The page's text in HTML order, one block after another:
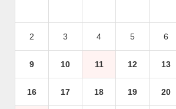
2 3 4 5 6
9 10 11 12 13
16 17 18 19 20